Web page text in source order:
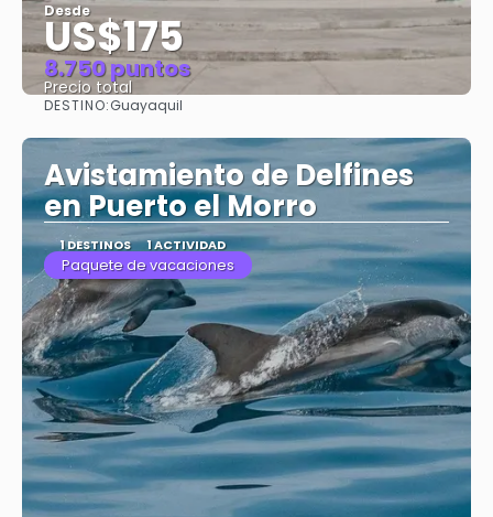
Desde
US$175
8.750 puntos
Precio total
DESTINO:Guayaquil
Avistamiento de Delfines
en Puerto el Morro
1 DESTINOS 1 ACTIVIDAD
Paquete de vacaciones